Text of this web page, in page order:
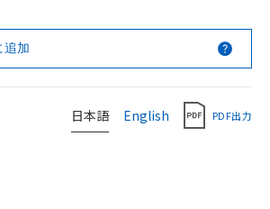
追加
日本語 English PDF出力